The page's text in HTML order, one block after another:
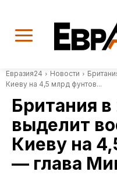
Евразия24 Новости
Киеву на 4,5 млрд фунтов...
Британия в
выделит
Киеву на
— глава